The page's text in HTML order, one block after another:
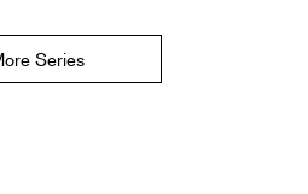
Series